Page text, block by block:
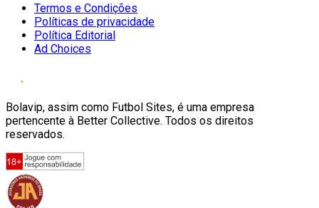
Termos e Condições
Políticas de privacidade
Política Editorial
Ad Choices
Bolavip, assim como Futbol Sites, é uma empresa
pertencente à Better Collective. Todos os direitos
reservados.